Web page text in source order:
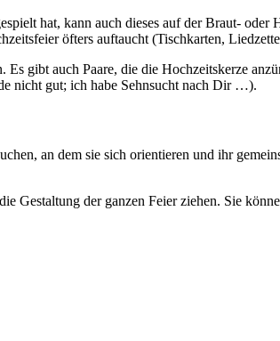
hat, kann auch dieses auf der Braut-
öfters auftaucht (Tischkarten,
gibt auch Paare, die die Hochzeitskerze
nicht gut; ich habe Sehnsucht nach Dir …).
an dem sie sich orientieren und ihr
Gestaltung der ganzen Feier ziehen. Sie